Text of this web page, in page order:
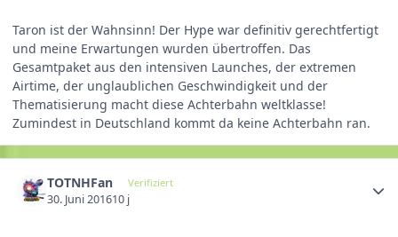
Taron ist der Wahnsinn! Der Hype war definitiv gerechtfertigt
und meine Erwartungen wurden übertroffen. Das
Gesamtpaket aus den intensiven Launches, der extremen
Airtime, der unglaublichen Geschwindigkeit und der
Thematisierung macht diese Achterbahn weltklasse!
Zumindest in Deutschland kommt da keine Achterbahn ran.
TOTNHFan Verifiziert
30. Juni 201610 j